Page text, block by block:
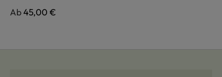
Regulärer Preis:
Ab45,00 €